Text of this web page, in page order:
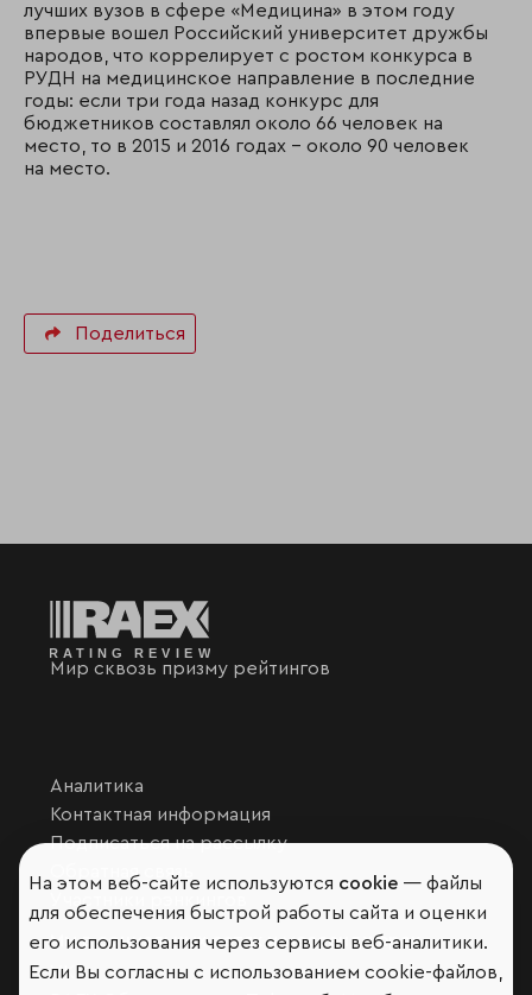
лучших вузов в сфере «Медицина» в этом году
впервые вошел Российский университет дружбы
народов, что коррелирует с ростом конкурса в
РУДН на медицинское направление в последние
годы: если три года назад конкурс для
бюджетников составлял около 66 человек на
место, то в 2015 и 2016 годах – около 90 человек
на место.
Поделиться
Мир сквозь призму рейтингов
Аналитика
Контактная информация
Подписаться на рассылку
Обратная связь
Участники рэнкингов
Мы в социальных сетях и мессенджерах
VK
На этом веб-сайте используются cookie — файлы
для обеспечения быстрой работы сайта и оценки
его использования через сервисы веб-аналитики.
Если Вы согласны с использованием cookie-файлов,